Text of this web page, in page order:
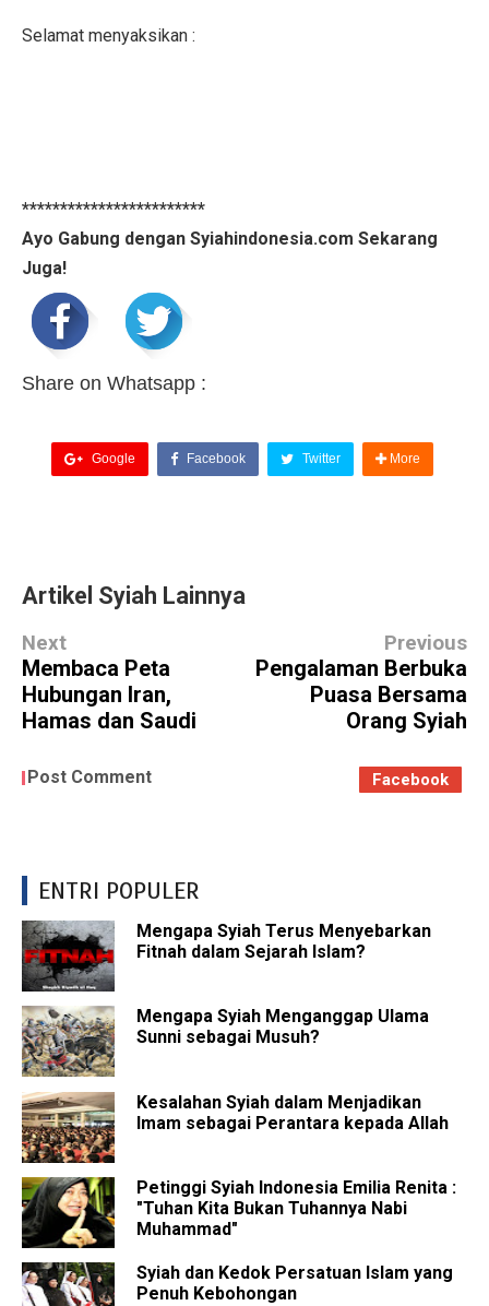
Selamat menyaksikan :
************************
Ayo Gabung dengan Syiahindonesia.com Sekarang
Juga!
Share on Whatsapp :
Google Facebook Twitter More
Artikel Syiah Lainnya
Next
Membaca Peta
Hubungan Iran,
Hamas dan Saudi
Previous
Pengalaman Berbuka
Puasa Bersama
Orang Syiah
Post Comment Facebook
ENTRI POPULER
Mengapa Syiah Terus Menyebarkan
Fitnah dalam Sejarah Islam?
Mengapa Syiah Menganggap Ulama
Sunni sebagai Musuh?
Kesalahan Syiah dalam Menjadikan
Imam sebagai Perantara kepada Allah
Petinggi Syiah Indonesia Emilia Renita :
"Tuhan Kita Bukan Tuhannya Nabi
Muhammad"
Syiah dan Kedok Persatuan Islam yang
Penuh Kebohongan